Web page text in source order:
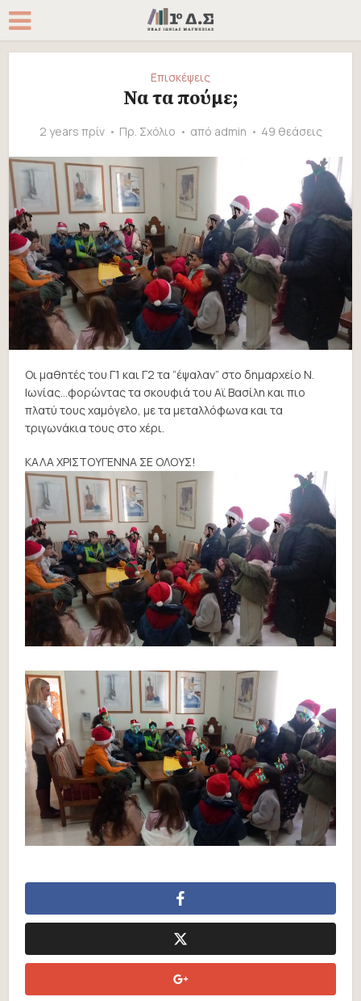
Επισκέψεις
Να τα πούμε;
2 years πρίν Πρ. Σχόλιο από admin 49 θεάσεις
Οι μαθητές του Γ1 και Γ2 τα “έψαλαν” στο δημαρχείο Ν.
Ιωνίας…φορώντας τα σκουφιά του Αϊ Βασίλη και πιο
πλατύ τους χαμόγελο, με τα μεταλλόφωνα και τα
τριγωνάκια τους στο χέρι.
ΚΑΛΑ ΧΡΙΣΤΟΥΓΕΝΝΑ ΣΕ ΟΛΟΥΣ!